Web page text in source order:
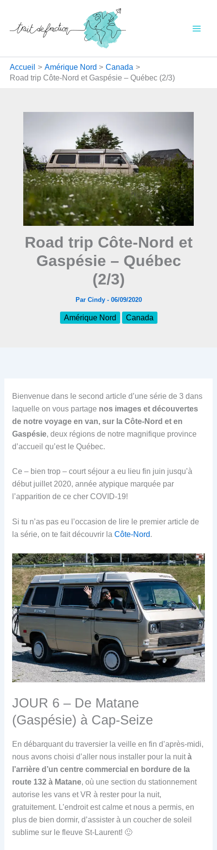
contenu
Accueil Amérique Nord
Canada
Road trip Côte-Nord et Gaspésie – Québec (2/3)
Road trip Côte-Nord et
Gaspésie – Québec
(2/3)
Par Cindy - 06/09/2020
Amérique Nord Canada
Bienvenue dans le second article d’une série de 3 dans
laquelle on vous partage nos images et découvertes
de notre voyage en van, sur la Côte-Nord et en
Gaspésie, deux régions de notre magnifique province
d’accueil qu’est le Québec.
Ce – bien trop – court séjour a eu lieu fin juin jusqu’à
début juillet 2020, année atypique marquée par
l’apparition de ce cher COVID-19!
Si tu n’as pas eu l’occasion de lire le premier article de
la série, on te fait découvrir la Côte-Nord.
JOUR 6 – De Matane
(Gaspésie) à Cap-Seize
En débarquant du traversier la veille en fin d’après-midi,
nous avons choisi d’aller nous installer pour la nuità
l’arrière d’un centre commercial en bordure de la
route 132 à Matane, où une section du stationnement
autorise les vans et VR à rester pour la nuit,
gratuitement. L’endroit est calme et nous a permis, en
plus de bien dormir, d’assister à un coucher de soleil
sublime sur le fleuve St-Laurent! 🙂